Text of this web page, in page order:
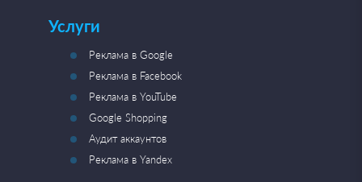
Услуги
Реклама в Google
Реклама в Facebook
Реклама в YouTube
Google Shopping
Аудит аккаунтов
Реклама в Yandex